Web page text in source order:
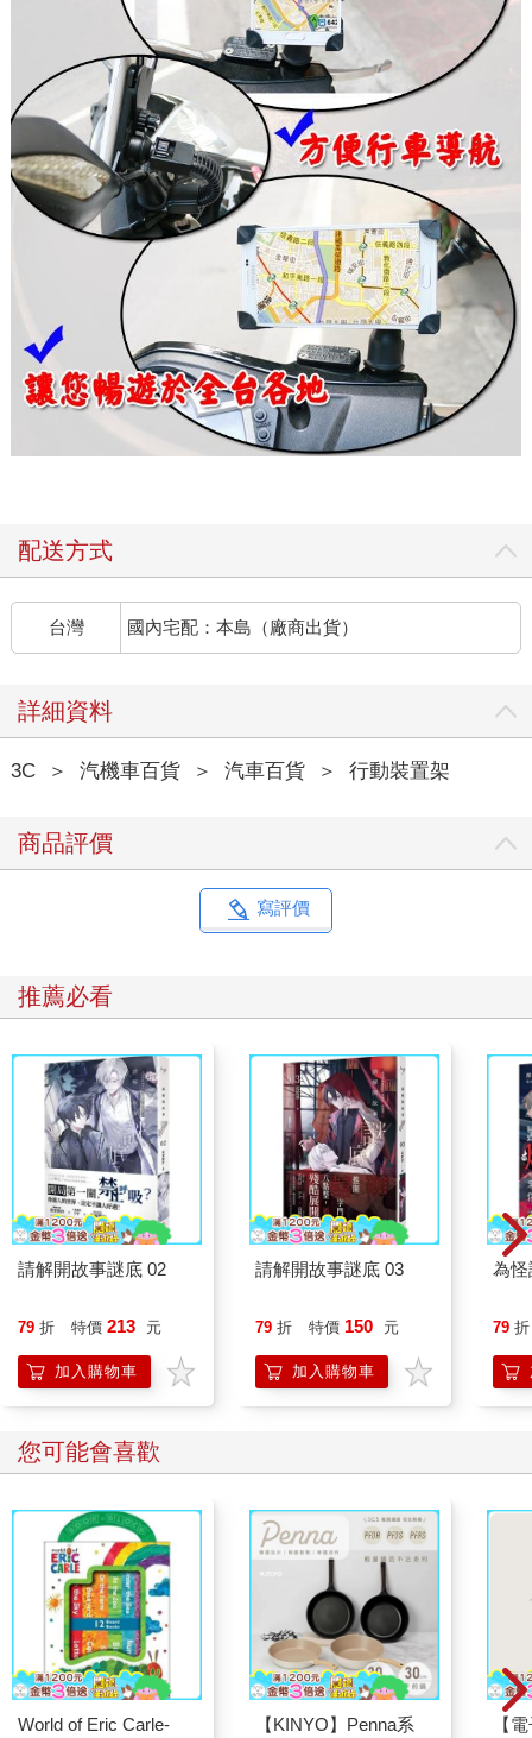
配送方式
台灣 國內宅配：本島（廠商出貨）
詳細資料
3C ＞ 汽機車百貨 ＞ 汽車百貨 ＞ 行動裝置架
商品評價
寫評價
推薦必看
請解開故事謎底 02
79 折 特價 213 元
加入購物車
請解開故事謎底 03
79 折 特價 150 元
加入購物車
為怪
79 折
您可能會喜歡
World of Eric Carle-
【KINYO】Penna系
【